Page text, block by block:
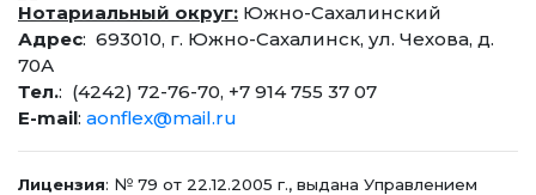
Нотариальный округ: Южно-Сахалинский
Адрес: 693010, г. Южно-Сахалинск, ул. Чехова, д.
70А
Тел.: (4242) 72-76-70, +7 914 755 37 07
E-mail: aonflex@mail.ru
Лицензия: № 79 от 22.12.2005 г., выдана Управлением